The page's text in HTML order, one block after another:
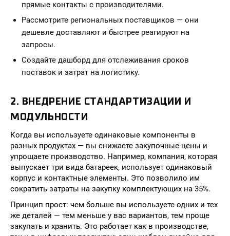
прямые контакты с производителями.
Рассмотрите региональных поставщиков — они
дешевле доставляют и быстрее реагируют на
запросы.
Создайте дашборд для отслеживания сроков
поставок и затрат на логистику.
2. ВНЕДРЕНИЕ СТАНДАРТИЗАЦИИ И
МОДУЛЬНОСТИ
Когда вы используете одинаковые компоненты в
разных продуктах — вы снижаете закупочные цены и
упрощаете производство. Например, компания, которая
выпускает три вида батареек, использует одинаковый
корпус и контактные элементы. Это позволило им
сократить затраты на закупку комплектующих на 35%.
Принцип прост: чем больше вы используете одних и тех
же деталей — тем меньше у вас вариантов, тем проще
закупать и хранить. Это работает как в производстве,